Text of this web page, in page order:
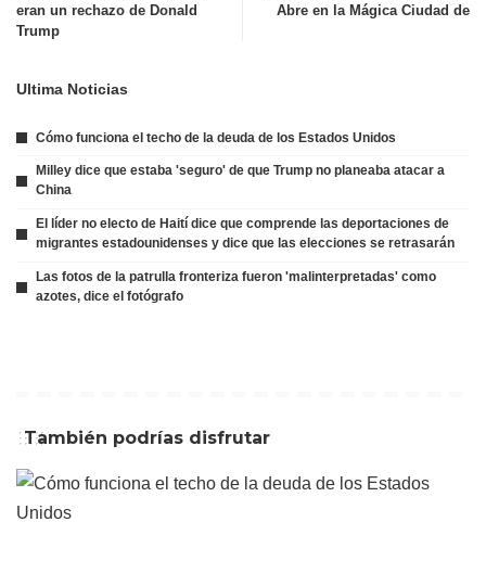
eran un rechazo de Donald
Trump
Abre en la Mágica Ciudad de
Ultima Noticias
Cómo funciona el techo de la deuda de los Estados Unidos
Milley dice que estaba 'seguro' de que Trump no planeaba atacar a
China
El líder no electo de Haití dice que comprende las deportaciones de
migrantes estadounidenses y dice que las elecciones se retrasarán
Las fotos de la patrulla fronteriza fueron 'malinterpretadas' como
azotes, dice el fotógrafo
También podrías disfrutar